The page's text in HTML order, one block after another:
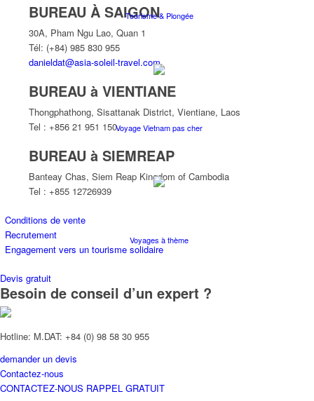
Tourisme & Plongée
Voyage Vietnam pas cher
Voyages à thème
BUREAU À SAIGON
30A, Pham Ngu Lao, Quan 1
Tél: (+84) 985 830 955
danieldat@asia-soleil-travel.com
BUREAU à VIENTIANE
Thongphathong, Sisattanak District, Vientiane, Laos
Tel : +856 21 951 150
BUREAU à SIEMREAP
Banteay Chas, Siem Reap Kingdom of Cambodia
Tel : +855 12726939
Conditions de vente
Recrutement
Engagement vers un tourisme solidaire
Devis gratuit
Besoin de conseil d’un expert ?
Hotline: M.DAT: +84 (0) 98 58 30 955
demander un devis
Contactez-nous
CONTACTEZ-NOUS RAPPEL GRATUIT